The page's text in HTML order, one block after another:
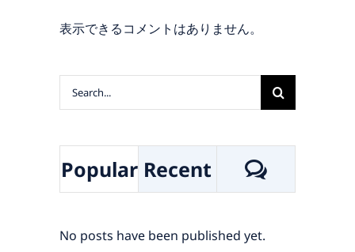
表示できるコメントはありません。
Search
for:
Popular Recent
No posts have been published yet.
ブランド一覧
代理販売／卸売／共同購入